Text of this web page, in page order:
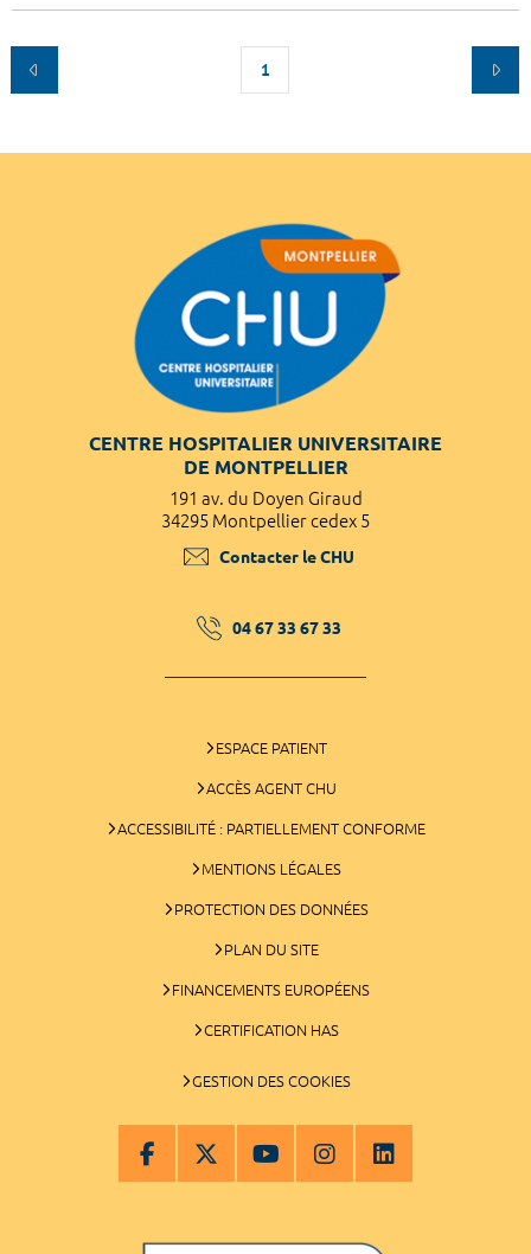
1
CENTRE HOSPITALIER UNIVERSITAIRE
DE MONTPELLIER
191 av. du Doyen Giraud
34295 Montpellier cedex 5
Contacter le CHU
04 67 33 67 33
ESPACE PATIENT
ACCÈS AGENT CHU
ACCESSIBILITÉ : PARTIELLEMENT CONFORME
MENTIONS LÉGALES
PROTECTION DES DONNÉES
PLAN DU SITE
FINANCEMENTS EUROPÉENS
CERTIFICATION HAS
GESTION DES COOKIES